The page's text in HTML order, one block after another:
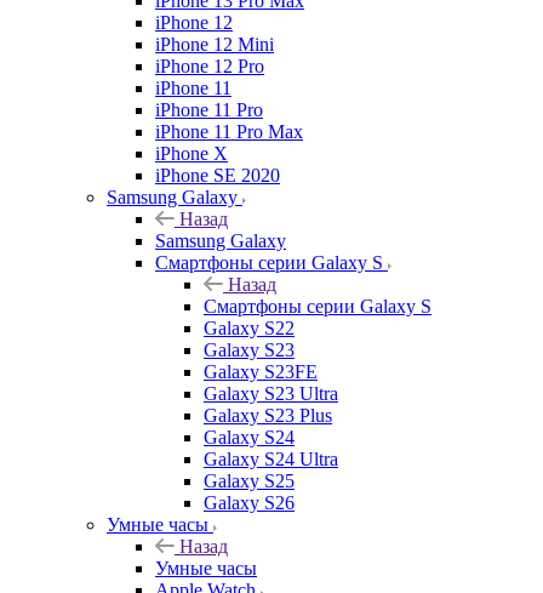
iPhone 12
iPhone 12 Mini
iPhone 12 Pro
iPhone 11
iPhone 11 Pro
iPhone 11 Pro Max
iPhone X
iPhone SE 2020
Samsung Galaxy
Назад
Samsung Galaxy
Смартфоны серии Galaxy S
Назад
Смартфоны серии Galaxy S
Galaxy S22
Galaxy S23
Galaxy S23FE
Galaxy S23 Ultra
Galaxy S23 Plus
Galaxy S24
Galaxy S24 Ultra
Galaxy S25
Galaxy S26
Умные часы
Назад
Умные часы